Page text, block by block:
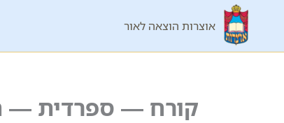
אוצרות הוצאה לאור
קורח — ספרדית